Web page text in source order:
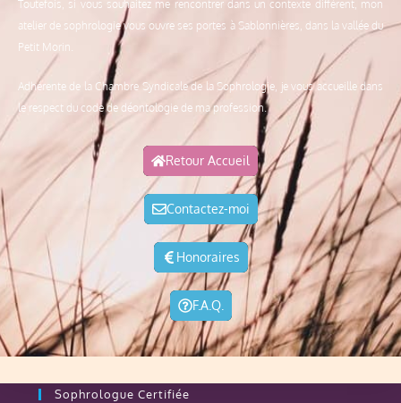
Toutefois, si vous souhaitez me rencontrer dans un contexte différent, mon
atelier de sophrologie vous ouvre ses portes à Sablonnières, dans la vallée du
Petit Morin.
Adhérente de la Chambre Syndicale de la Sophrologie, je vous accueille dans
le respect du code de déontologie de ma profession.
Retour Accueil
Contactez-moi
Honoraires
F.A.Q.
Sophrologue Certifiée